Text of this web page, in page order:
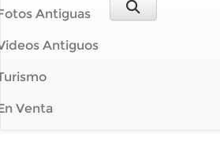
Antiguas
Antiguos
Venta